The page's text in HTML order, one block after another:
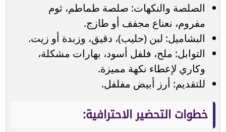
الصلصة والنكهات: صلصة طماطم، ثوم
مفروم، نعناع مجفف أو طازج.
البشاميل: لبن (حليب)، دقيق، وزبدة أو زيت.
التوابل: ملح، فلفل أسود، بهارات مشكلة،
وكاري لإعطاء نكهة مميزة.
للتقديم: أرز أبيض مفلفل.
خطوات التحضير الاحترافية: